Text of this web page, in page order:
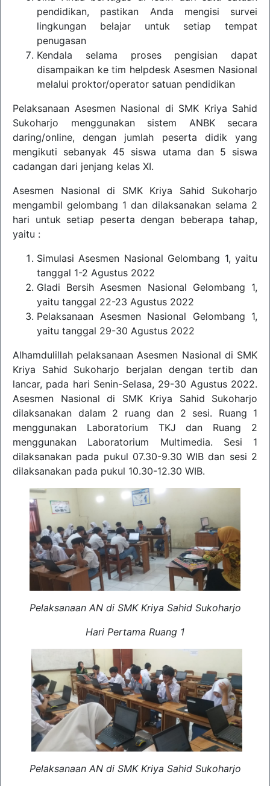
pendidikan, pastikan Anda mengisi survei
lingkungan belajar untuk setiap tempat
penugasan
Kendala selama proses pengisian dapat
disampaikan ke tim helpdesk Asesmen Nasional
melalui proktor/operator satuan pendidikan
Pelaksanaan Asesmen Nasional di SMK Kriya Sahid
Sukoharjo menggunakan sistem ANBK secara
daring/online, dengan jumlah peserta didik yang
mengikuti sebanyak 45 siswa utama dan 5 siswa
cadangan dari jenjang kelas XI.
Asesmen Nasional di SMK Kriya Sahid Sukoharjo
mengambil gelombang 1 dan dilaksanakan selama 2
hari untuk setiap peserta dengan beberapa tahap,
yaitu :
Simulasi Asesmen Nasional Gelombang 1, yaitu
tanggal 1-2 Agustus 2022
Gladi Bersih Asesmen Nasional Gelombang 1,
yaitu tanggal 22-23 Agustus 2022
Pelaksanaan Asesmen Nasional Gelombang 1,
yaitu tanggal 29-30 Agustus 2022
Alhamdulillah pelaksanaan Asesmen Nasional di SMK
Kriya Sahid Sukoharjo berjalan dengan tertib dan
lancar, pada hari Senin-Selasa, 29-30 Agustus 2022.
Asesmen Nasional di SMK Kriya Sahid Sukoharjo
dilaksanakan dalam 2 ruang dan 2 sesi. Ruang 1
menggunakan Laboratorium TKJ dan Ruang 2
menggunakan Laboratorium Multimedia. Sesi 1
dilaksanakan pada pukul 07.30-9.30 WIB dan sesi 2
dilaksanakan pada pukul 10.30-12.30 WIB.
Pelaksanaan AN di SMK Kriya Sahid Sukoharjo
Hari Pertama Ruang 1
Pelaksanaan AN di SMK Kriya Sahid Sukoharjo